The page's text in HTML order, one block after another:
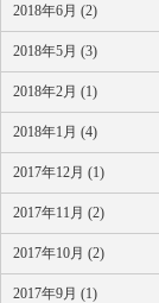
2018年6月 (2)
2018年5月 (3)
2018年2月 (1)
2018年1月 (4)
2017年12月 (1)
2017年11月 (2)
2017年10月 (2)
2017年9月 (1)